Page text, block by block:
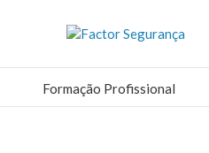
Formação Profissional